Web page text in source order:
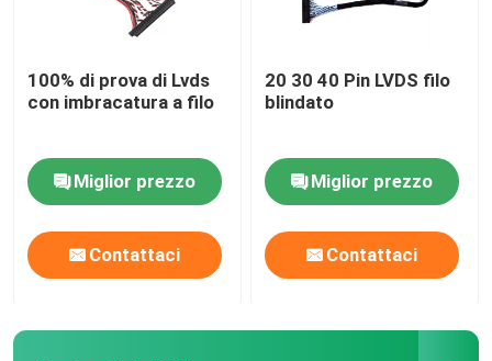
100% di prova di Lvds
con imbracatura a filo
Miglior prezzo
Contattaci
20 30 40 Pin LVDS filo
blindato
Miglior prezzo
Contattaci